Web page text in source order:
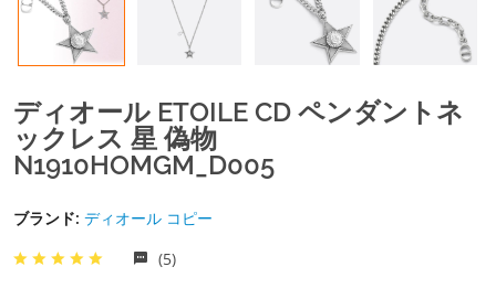
ディオール ETOILE CD ペンダントネ
ックレス 星 偽物
N1910HOMGM_D005
ブランド: ディオール コピー
(5)